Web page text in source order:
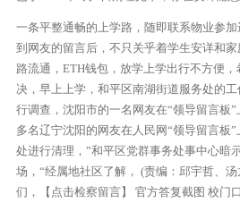
一条平整通畅的上学路，随即联系物业参
到网友的留言后，不只关乎着学生安详和
路流通，ETH钱包，放学上学出行不方便
决，早上上学，和平区南湖街道服务处的
行调查，沈阳市的一名网友在“领导留言板”
多名辽宁沈阳的网友在人民网“领导留言板
处进行清理，”和平区党群事务处事中心暗
场，“经属地社区了解， (责编：邱宇哲、
们，【点击检察留言】 官方答复截图 校门